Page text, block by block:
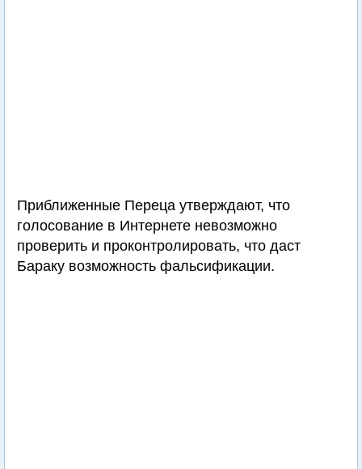
Приближенные Переца утверждают, что
голосование в Интернете невозможно
проверить и проконтролировать, что даст
Бараку возможность фальсификации.